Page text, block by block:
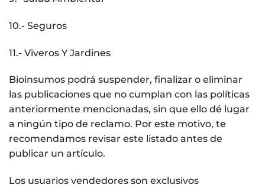
10.- Seguros
11.- Viveros Y Jardines
Bioinsumos podrá suspender, finalizar o eliminar
las publicaciones que no cumplan con las políticas
anteriormente mencionadas, sin que ello dé lugar
a ningún tipo de reclamo. Por este motivo, te
recomendamos revisar este listado antes de
publicar un artículo.
Los usuarios vendedores son exclusivos